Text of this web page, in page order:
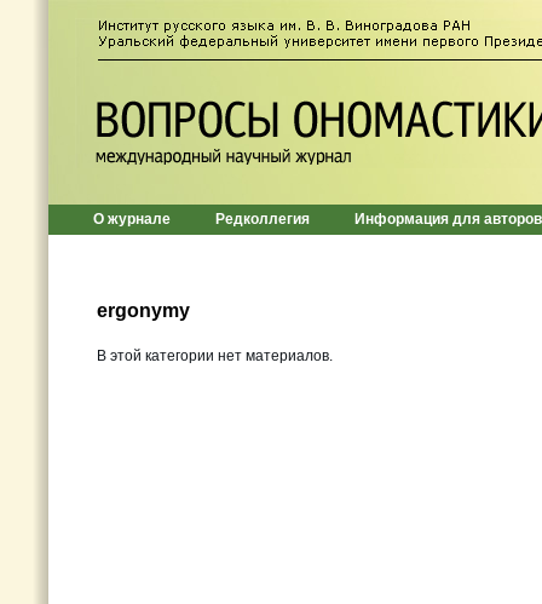
О журнале Редколлегия Информация для авторов
ergonymy
В этой категории нет материалов.